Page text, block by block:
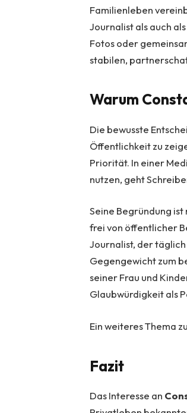
Familienleben
Journalist als auch
Fotos oder
stabilen,
Warum
Die bewusste
Öffentlichkeit zu
Priorität. In einer
nutzen, geht
Seine Begründung
frei von öffentlicher
Journalist, der
Gegengewicht zum
seiner Frau und
Glaubwürdigkeit als
Ein weiteres Thema
Fazit
Das Interesse an